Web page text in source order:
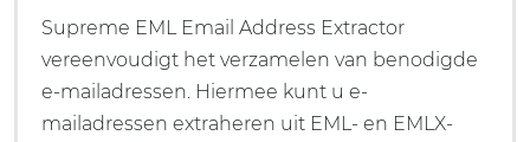
Supreme EML Email Address Extractor
vereenvoudigt het verzamelen van benodigde
e-mailadressen. Hiermee kunt u e-
mailadressen extraheren uit EML- en EMLX-